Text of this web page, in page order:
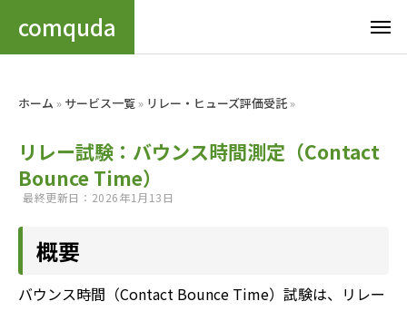
comquda
ホーム » サービス一覧» リレー・ヒューズ評価受託»
リレー試験：バウンス時間測定（Contact
Bounce Time）
最終更新日：2026年1月13日
概要
バウンス時間（Contact Bounce Time）試験は、リレー